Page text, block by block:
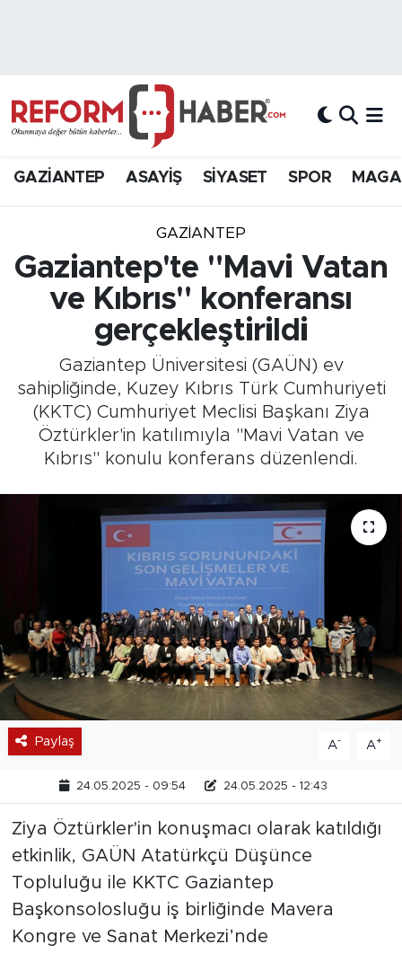
GAZİANTEP ASAYİŞ SİYASET SPOR
GAZIANTEP
Gaziantep'te "Mavi Vatan
ve Kıbrıs" konferansı
gerçekleştirildi
Gaziantep Üniversitesi (GAÜN) ev
sahipliğinde, Kuzey Kıbrıs Türk Cumhuriyeti
(KKTC) Cumhuriyet Meclisi Başkanı Ziya
Öztürkler'in katılımıyla "Mavi Vatan ve
Kıbrıs" konulu konferans düzenlendi.
Paylaş A- A+
24.05.2025 - 09:54 24.05.2025 - 12:43
Ziya Öztürkler'in konuşmacı olarak katıldığı
etkinlik, GAÜN Atatürkçü Düşünce
Topluluğu ile KKTC Gaziantep
Başkonsolosluğu iş birliğinde Mavera
Kongre ve Sanat Merkezi’nde
Hava Durumu
Süper Lig Puan Durumu ve Fikstür
Tüm Manşetler
Son Dakika Haberleri
Haber Arşivi